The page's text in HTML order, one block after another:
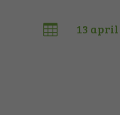
 13 april